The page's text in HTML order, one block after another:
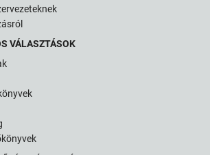
VÁLASZTÁSOK